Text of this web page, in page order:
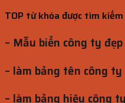
TOP từ khóa được tìm kiếm
– Mẫu biển công ty
– làm bảng tên công ty
– làm bảng hiệu công ty